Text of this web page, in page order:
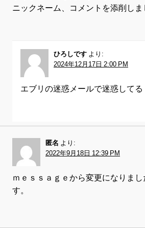
ニックネーム、コメントを添削し
ひろしです
より:
2024年12月17日 2:00 PM
エブリの迷惑メールで迷惑してる
匿名
より:
2022年9月18日 12:39 PM
ｍｅｓｓａｇｅから変更になりま
す。